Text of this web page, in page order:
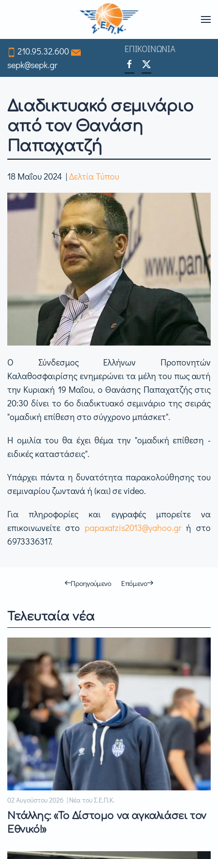
to
main
content
210.95.32.600
sepk@sepk.gr
ΕΠΙΚΟΙΝΩΝΙΑ
Διαδικτυακό σεμινάριο
από τον Θανάση
Παπαχατζή
18 Μαΐου 2024 |Δελτία Τύπου
Ο Σύνδεσμος Ελλήνων Προπονητών
Καλαθοσφαιρίσης ενημερώνει τα μέλη του πως αυτή
την Κυριακή 19 Μαΐου, ο Θανάσης Παπαχατζής στις
20:30 δίνει το 6ο διαδικτυακό σεμινάριο της σειράς
"ομαδική επίθεση στο σύγχρονο μπάσκετ".
Η ομιλία του θα έχει θέμα την "ομαδική επίθεση -
ειδικές καταστάσεις".
Υπάρχει πάντα η δυνατότητα παρακολούθησης του
σεμιναρίου ζωντανά ή (και) σε video.
Για πληροφορίες και εγγραφές μπορείτε να
επικοινωνείτε στο papaxatzis2013@yahoo.grή στο
6973336317.
Προηγούμενο Επόμενο
Τελευταία νέα
02 Αυγούστου 2026 | Νέα του Σ.Ε.Π.Κ.
Ντάλλης: «Το Δίστομο να αγκαλιάσει τον
Εθνικό!»